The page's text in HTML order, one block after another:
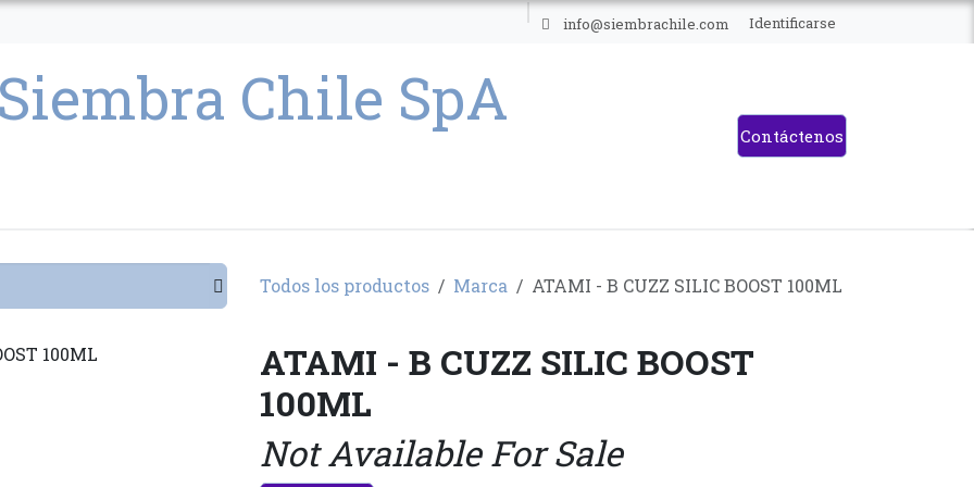
info@siembrachile.com Identificarse
Contáctenos
Todos los productos Marca ATAMI - B CUZZ SILIC BOOST 100ML
ATAMI - B CUZZ SILIC BOOST
100ML
Not Available For Sale